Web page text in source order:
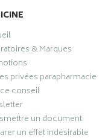
& Marques
privées parapharmacie
conseil
un document
un effet indésirable